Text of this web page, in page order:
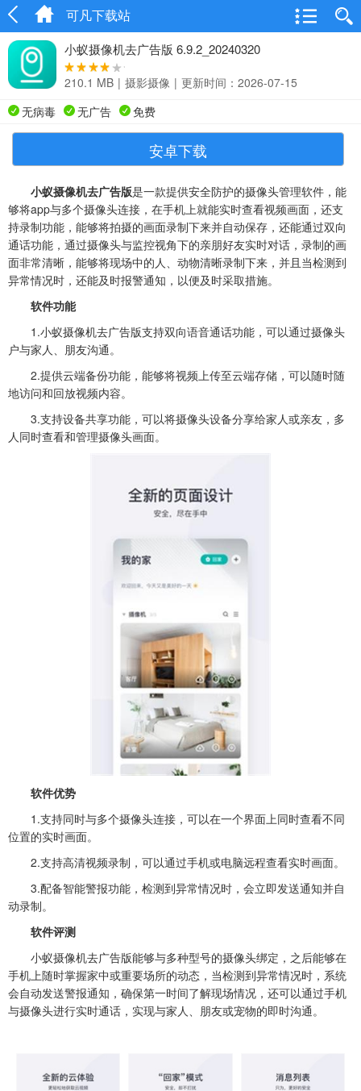
可凡下载站
小蚁摄像机去广告版 6.9.2_20240320
210.1 MB | 摄影摄像 | 更新时间：2026-07-15
无病毒
无广告 免费
安卓下载
小蚁摄像机去广告版是一款提供安全防护的摄像头管理软件，能
够将app与多个摄像头连接，在手机上就能实时查看视频画面，还支
持录制功能，能够将拍摄的画面录制下来并自动保存，还能通过双向
通话功能，通过摄像头与监控视角下的亲朋好友实时对话，录制的画
面非常清晰，能够将现场中的人、动物清晰录制下来，并且当检测到
异常情况时，还能及时报警通知，以便及时采取措施。
软件功能
1.小蚁摄像机去广告版支持双向语音通话功能，可以通过摄像头
户与家人、朋友沟通。
2.提供云端备份功能，能够将视频上传至云端存储，可以随时随
地访问和回放视频内容。
3.支持设备共享功能，可以将摄像头设备分享给家人或亲友，多
人同时查看和管理摄像头画面。
软件优势
1.支持同时与多个摄像头连接，可以在一个界面上同时查看不同
位置的实时画面。
2.支持高清视频录制，可以通过手机或电脑远程查看实时画面。
3.配备智能警报功能，检测到异常情况时，会立即发送通知并自
动录制。
软件评测
小蚁摄像机去广告版能够与多种型号的摄像头绑定，之后能够在
手机上随时掌握家中或重要场所的动态，当检测到异常情况时，系统
会自动发送警报通知，确保第一时间了解现场情况，还可以通过手机
与摄像头进行实时通话，实现与家人、朋友或宠物的即时沟通。